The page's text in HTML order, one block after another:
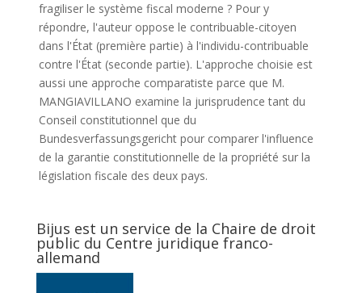
fragiliser le système fiscal moderne ? Pour y
répondre, l'auteur oppose le contribuable-citoyen
dans l'État (première partie) à l'individu-contribuable
contre l'État (seconde partie). L'approche choisie est
aussi une approche comparatiste parce que M.
MANGIAVILLANO examine la jurisprudence tant du
Conseil constitutionnel que du
Bundesverfassungsgericht pour comparer l'influence
de la garantie constitutionnelle de la propriété sur la
législation fiscale des deux pays.
Bijus est un service de la Chaire de droit
public du Centre juridique franco-
allemand